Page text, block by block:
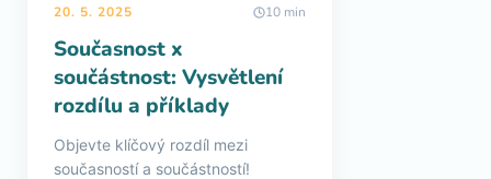
20. 5. 2025 10 min
Současnost x
součástnost: Vysvětlení
rozdílu a příklady
Objevte klíčový rozdíl mezi
současností a součástností!